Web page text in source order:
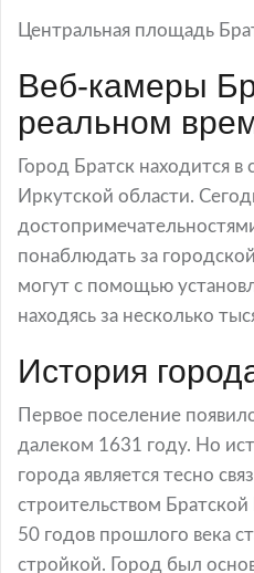
Центральная площадь
Веб-камеры
реальном
Город Братск находится в
Иркутской области.
понаблюдать за
могут с помощью
находясь за несколько
История
Первое поселение
далеком 1631 году. Но
города является тесно
строительством
50 годов прошлого века
стройкой. Город был